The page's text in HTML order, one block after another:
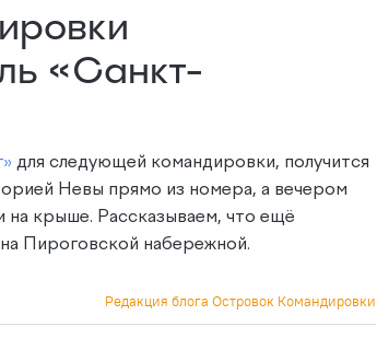
«Санкт-
для следующей командировки, получится
Невы прямо из номера, а вечером
на крыше. Рассказываем, что ещё
Пироговской набережной.
Редакция блога Островок Командировки